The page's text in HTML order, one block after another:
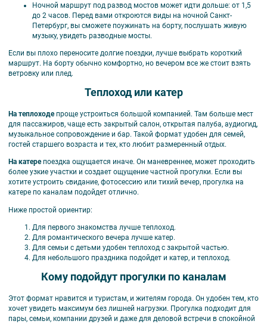
Ночной маршрут под развод мостов может идти дольше: от 1,5
до 2 часов. Перед вами откроются виды на ночной Санкт-
Петербург, вы сможете поужинать на борту, послушать живую
музыку, увидеть разводные мосты.
Если вы плохо переносите долгие поездки, лучше выбрать короткий
маршрут. На борту обычно комфортно, но вечером все же стоит взять
ветровку или плед.
Теплоход или катер
На теплоходепроще устроиться большой компанией. Там больше мест
для пассажиров, чаще есть закрытый салон, открытая палуба, аудиогид,
музыкальное сопровождение и бар. Такой формат удобен для семей,
гостей старшего возраста и тех, кто любит размеренный отдых.
На катерепоездка ощущается иначе. Он маневреннее, может проходить
более узкие участки и создает ощущение частной прогулки. Если вы
хотите устроить свидание, фотосессию или тихий вечер, прогулка на
катере по каналам подойдет отлично.
Ниже простой ориентир:
Для первого знакомства лучше теплоход.
Для романтического вечера лучше катер.
Для семьи с детьми удобен теплоход с закрытой частью.
Для небольшого праздника подойдет и катер, и теплоход.
Кому подойдут прогулки по каналам
Этот формат нравится и туристам, и жителям города. Он удобен тем, кто
хочет увидеть максимум без лишней нагрузки. Прогулка подходит для
пары, семьи, компании друзей и даже для деловой встречи в спокойной